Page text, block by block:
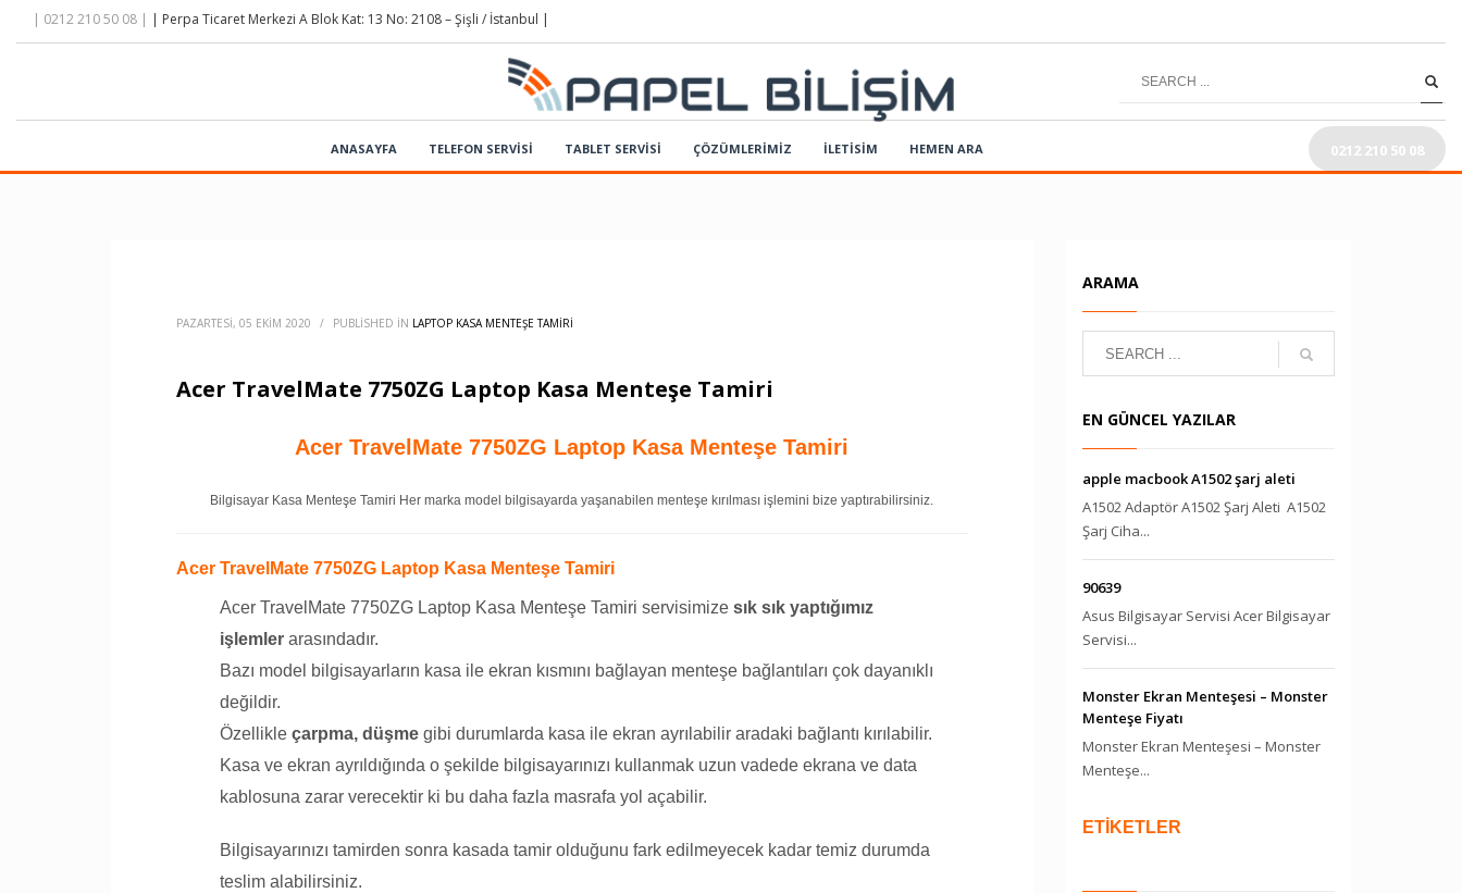
| 0212 210 50 08 | | Perpa Ticaret Merkezi A Blok Kat: 13 No: 2108 – Şişli / İstanbul |
ANASAYFA TELEFON SERVİSİ TABLET SERVİSİ ÇÖZÜMLERIMIZ İLETİSİM HEMEN ARA 0212 210 50 08
PAZARTESI, 05 EKIM 2020 / PUBLISHED IN LAPTOP KASA MENTEŞE TAMIRI
Acer TravelMate 7750ZG Laptop Kasa Menteşe Tamiri
Acer TravelMate 7750ZG Laptop Kasa Menteşe Tamiri
Bilgisayar Kasa Menteşe Tamiri Her marka model bilgisayarda yaşanabilen menteşe kırılması işlemini bize yaptırabilirsiniz.
Acer TravelMate 7750ZG Laptop Kasa Menteşe Tamiri
Acer TravelMate 7750ZG Laptop Kasa Menteşe Tamiri servisimize sık sık yaptığımız
işlemler arasındadır.
Bazı model bilgisayarların kasa ile ekran kısmını bağlayan menteşe bağlantıları çok dayanıklı
değildir.
Özellikle çarpma, düşme gibi durumlarda kasa ile ekran ayrılabilir aradaki bağlantı kırılabilir.
Kasa ve ekran ayrıldığında o şekilde bilgisayarınızı kullanmak uzun vadede ekrana ve data
kablosuna zarar verecektir ki bu daha fazla masrafa yol açabilir.
Bilgisayarınızı tamirden sonra kasada tamir olduğunu fark edilmeyecek kadar temiz durumda
teslim alabilirsiniz.
ARAMA
EN GÜNCEL YAZILAR
apple macbook A1502 şarj aleti
A1502 Adaptör A1502 Şarj Aleti A1502
Şarj Ciha...
90639
Asus Bilgisayar Servisi Acer Bilgisayar
Servisi...
Monster Ekran Menteşesi – Monster
Menteşe Fiyatı
Monster Ekran Menteşesi – Monster
Menteşe...
ETİKETLER